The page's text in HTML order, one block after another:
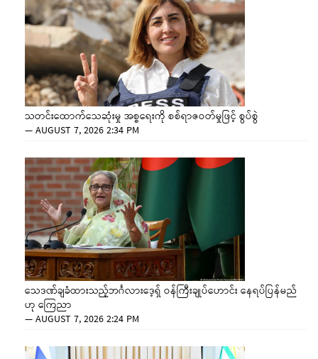
သတင်းထောက်သေဆုံးမှု အစ္စရေးကို စစ်ရာဇဝတ်မှုဖြင့် စွပ်စွဲ
—AUGUST 7, 2026 2:34 PM
သေဒဏ်ချခံထားသည့်ဘင်္ဂလားဒေ့ရှ် ဝန်ကြီးချုပ်ဟောင်း နေရပ်ပြန်မည်
ဟု ကြေညာ
—AUGUST 7, 2026 2:24 PM